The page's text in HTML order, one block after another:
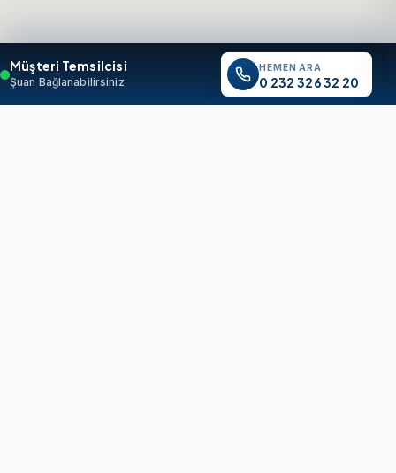
Müşteri Temsilcisi
Şuan Bağlanabilirsiniz
HEMEN ARA
0 232 326 32 20